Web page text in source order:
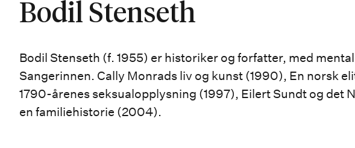
Bodil Stenseth
Bodil Stenseth (f. 1955) er historiker og forfatter, med
Sangerinnen. Cally Monrads liv og kunst (1990), En norsk
1790-årenes seksualopplysning (1997), Eilert Sundt og
en familiehistorie (2004).